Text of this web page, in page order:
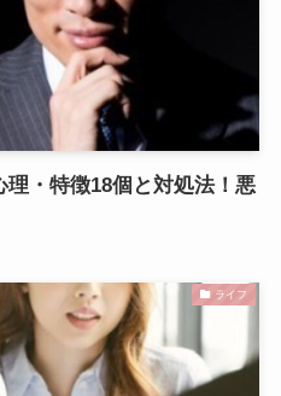
・特徴18個と対処法！悪
ライフ